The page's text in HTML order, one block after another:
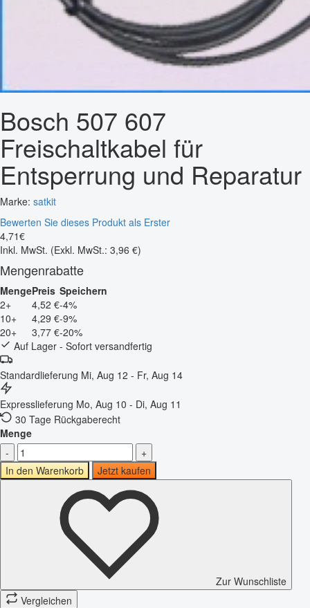
Bosch 507 607
Freischaltkabel für
Entsperrung und Reparatur
Marke: satkit
Bewerten Sie dieses Produkt als Erster
4,71€
Inkl. MwSt. (Exkl. MwSt.: 3,96 €)
Mengenrabatte
MengePreis Speichern
2+
4,52 €-4%
10+
4,29 €-9%
20+
3,77 €-20%
Auf Lager - Sofort versandfertig
Standardlieferung Mi, Aug 12 - Fr, Aug 14
Expresslieferung Mo, Aug 10 - Di, Aug 11
30 Tage Rückgaberecht
Menge
-
+
In den Warenkorb
Jetzt kaufen
Zur Wunschliste
Vergleichen